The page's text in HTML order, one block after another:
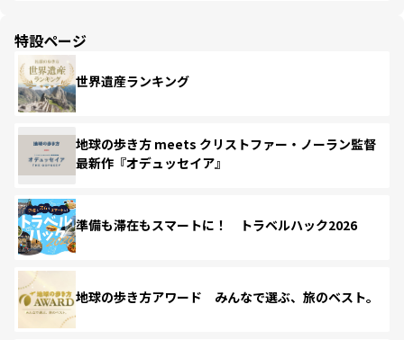
特設ページ
世界遺産ランキング
地球の歩き方 meets クリストファー・ノーラン監督
最新作『オデュッセイア』
準備も滞在もスマートに！ トラベルハック2026
地球の歩き方アワード みんなで選ぶ、旅のベスト。